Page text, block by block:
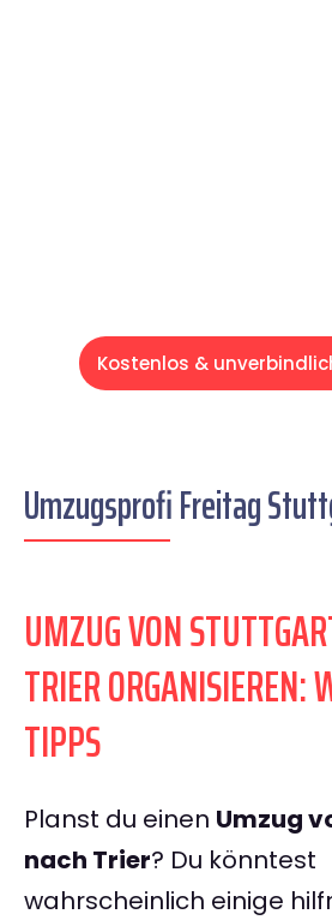
Kostenlos &
Umzugsprofi Freitag
UMZUG VON
TRIER ORGANISIEREN:
TIPPS
Planst du einen Umzug
nach Trier? Du könntest
wahrscheinlich einige